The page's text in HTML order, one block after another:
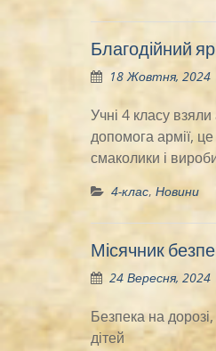
Благодійний
18 Жовтня, 2024
Учні 4 класу
допомога армії,
смаколики і
4-клас, Новини
Місячник
24 Вересня, 2024
Безпека на
дітей